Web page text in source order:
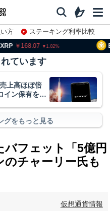
方
ステーキング利率比較
1.02
ています
上高ほぼ倍
ン保有を継
グをもっと見る
バフェット「5億円
チャーリー氏も
仮想通貨情報